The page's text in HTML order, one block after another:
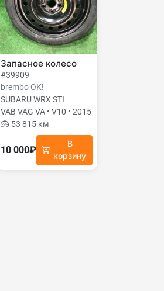
Запасное колесо
#39909
brembo OK!
SUBARU WRX STI
VAB VAG VA • V10 • 2015
53 815 км
10 000₽
В
корзину